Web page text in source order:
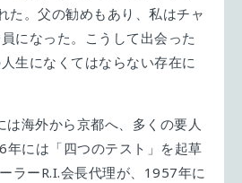
た。父の勧めもあり、私はチャ
になった。こうして出会った
生になくてはならない存在に
は海外から京都へ、多くの要人
年には「四つのテスト」を起草
ラーR.I.会長代理が、1957年に